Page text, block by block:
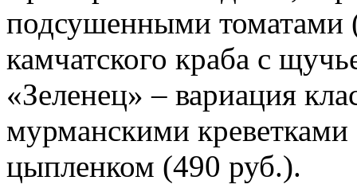
подсушенными
камчатского краба с
«Зеленец» – вариация
мурманскими
цыпленком (490 руб.).